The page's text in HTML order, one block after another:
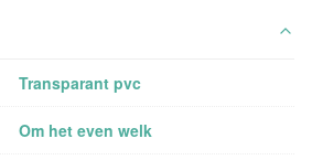
Transparant pvc
Om het even welk